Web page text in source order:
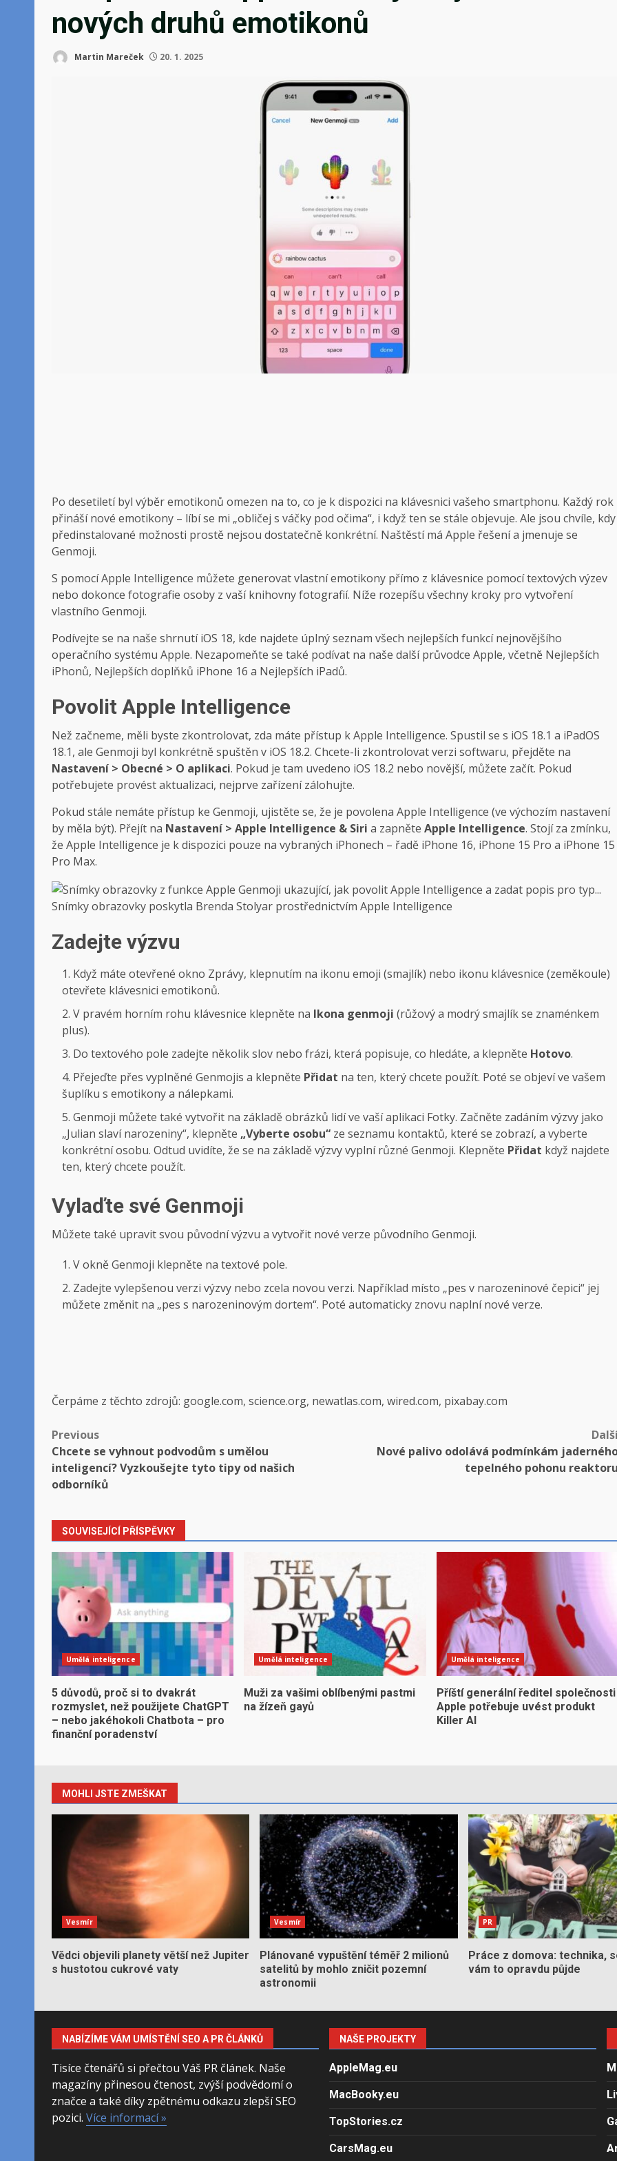
nových druhů emotikonů
Martin Mareček 20. 1. 2025
Po desetiletí byl výběr emotikonů omezen na to, co je k dispozici na klávesnici vašeho smartphonu. Každý rok
přináší nové emotikony – líbí se mi „obličej s váčky pod očima“, i když ten se stále objevuje. Ale jsou chvíle, kdy
předinstalované možnosti prostě nejsou dostatečně konkrétní. Naštěstí má Apple řešení a jmenuje se
Genmoji.
S pomocí Apple Intelligence můžete generovat vlastní emotikony přímo z klávesnice pomocí textových výzev
nebo dokonce fotografie osoby z vaší knihovny fotografií. Níže rozepíšu všechny kroky pro vytvoření
vlastního Genmoji.
Podívejte se na naše shrnutí iOS 18, kde najdete úplný seznam všech nejlepších funkcí nejnovějšího
operačního systému Apple. Nezapomeňte se také podívat na naše další průvodce Apple, včetně Nejlepších
iPhonů, Nejlepších doplňků iPhone 16 a Nejlepších iPadů.
Povolit Apple Intelligence
Než začneme, měli byste zkontrolovat, zda máte přístup k Apple Intelligence. Spustil se s iOS 18.1 a iPadOS
18.1, ale Genmoji byl konkrétně spuštěn v iOS 18.2. Chcete-li zkontrolovat verzi softwaru, přejděte na
Nastavení > Obecné > O aplikaci. Pokud je tam uvedeno iOS 18.2 nebo novější, můžete začít. Pokud
potřebujete provést aktualizaci, nejprve zařízení zálohujte.
Pokud stále nemáte přístup ke Genmoji, ujistěte se, že je povolena Apple Intelligence (ve výchozím nastavení
by měla být). Přejít na Nastavení > Apple Intelligence & Siri a zapněte Apple Intelligence. Stojí za zmínku,
že Apple Intelligence je k dispozici pouze na vybraných iPhonech – řadě iPhone 16, iPhone 15 Pro a iPhone 15
Pro Max.
Snímky obrazovky poskytla Brenda Stolyar prostřednictvím Apple Intelligence
Zadejte výzvu
Když máte otevřené okno Zprávy, klepnutím na ikonu emoji (smajlík) nebo ikonu klávesnice (zeměkoule)
otevřete klávesnici emotikonů.
V pravém horním rohu klávesnice klepněte na Ikona genmoji (růžový a modrý smajlík se znaménkem
plus).
Do textového pole zadejte několik slov nebo frázi, která popisuje, co hledáte, a klepněte Hotovo.
Přejeďte přes vyplněné Genmojis a klepněte Přidat na ten, který chcete použít. Poté se objeví ve vašem
šuplíku s emotikony a nálepkami.
Genmoji můžete také vytvořit na základě obrázků lidí ve vaší aplikaci Fotky. Začněte zadáním výzvy jako
„Julian slaví narozeniny“, klepněte „Vyberte osobu“ ze seznamu kontaktů, které se zobrazí, a vyberte
konkrétní osobu. Odtud uvidíte, že se na základě výzvy vyplní různé Genmoji. Klepněte Přidat když najdete
ten, který chcete použít.
Vylaďte své Genmoji
Můžete také upravit svou původní výzvu a vytvořit nové verze původního Genmoji.
V okně Genmoji klepněte na textové pole.
Zadejte vylepšenou verzi výzvy nebo zcela novou verzi. Například místo „pes v narozeninové čepici“ jej
můžete změnit na „pes s narozeninovým dortem“. Poté automaticky znovu naplní nové verze.
Čerpáme z těchto zdrojů: google.com, science.org, newatlas.com, wired.com, pixabay.com
Post
navigation
Previous
Chcete se vyhnout podvodům s umělou
inteligencí? Vyzkoušejte tyto tipy od našich
odborníků
Nové palivo odolává podmínkám
tepelného pohonu reaktoru
SOUVISEJÍCÍ PŘÍSPĚVKY
Umělá inteligence
5 důvodů, proč si to dvakrát
rozmyslet, než použijete ChatGPT
– nebo jakéhokoli Chatbota – pro
finanční poradenství
Umělá inteligence
Muži za vašimi oblíbenými pastmi
na žízeň gayů
Umělá inteligence
Příští generální ředitel společnosti
Apple potřebuje uvést produkt
Killer AI
MOHLI JSTE ZMEŠKAT
Vesmír
Vědci objevili planety větší než Jupiter
s hustotou cukrové vaty
Vesmír
Plánované vypuštění téměř 2 milionů
satelitů by mohlo zničit pozemní
astronomii
PR
Práce z domova: technika,
vám to opravdu půjde
NABÍZÍME VÁM UMÍSTĚNÍ SEO A PR ČLÁNKŮ
Tisíce čtenářů si přečtou Váš PR článek. Naše
magazíny přinesou čtenost, zvýší podvědomí o
značce a také díky zpětnému odkazu zlepší SEO
pozici. Více informací »
NAŠE PROJEKTY
AppleMag.eu
MacBooky.eu
TopStories.cz
CarsMag.eu